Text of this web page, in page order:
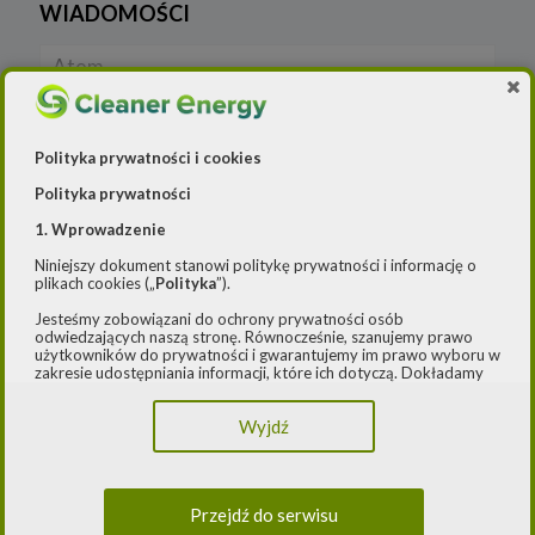
WIADOMOŚCI
Atom
Blog
Cleaner Energy
Cleaner Industry
Czystsze powietrze
E-ŁADOWARKI 2
E-mapy
Polityka prywatności i cookies
Polityka prywatności
1. Wprowadzenie
Niniejszy dokument stanowi politykę prywatności i informację o
plikach cookies („Polityka”).
Jesteśmy zobowiązani do ochrony prywatności osób
odwiedzających naszą stronę. Równocześnie, szanujemy prawo
użytkowników do prywatności i gwarantujemy im prawo wyboru w
zakresie udostępniania informacji, które ich dotyczą. Dokładamy
przepisami, w szczególności rozporządzeniem Parlamentu
Europejskiego i Rady (UE) 2016/979 z dnia 27 kwietnia 2016 r. w
10 maja 2018 roku o ochronie danych osobowych („
Wyjdź
Przejdź do serwisu